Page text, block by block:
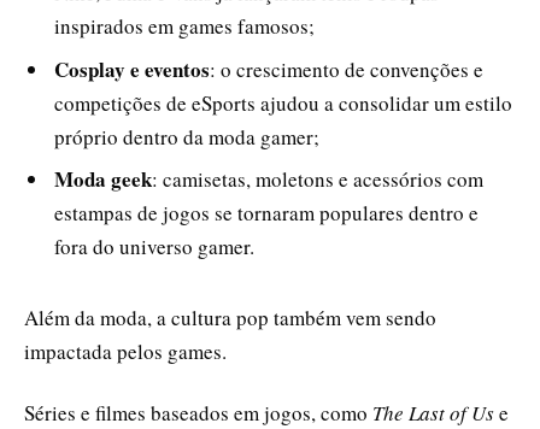
inspirados em games famosos;
Cosplay e eventos: o crescimento de convenções e
competições de eSports ajudou a consolidar um estilo
próprio dentro da moda gamer;
Moda geek: camisetas, moletons e acessórios com
estampas de jogos se tornaram populares dentro e
fora do universo gamer.
Além da moda, a cultura pop também vem sendo
impactada pelos games.
Séries e filmes baseados em jogos, como The Last of Use